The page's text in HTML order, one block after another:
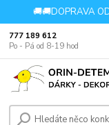
🚚🚚DOPRAVA
777 189 612
Po - Pá od 8-19 hod